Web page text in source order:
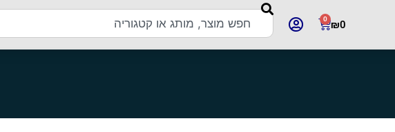
₪0
0